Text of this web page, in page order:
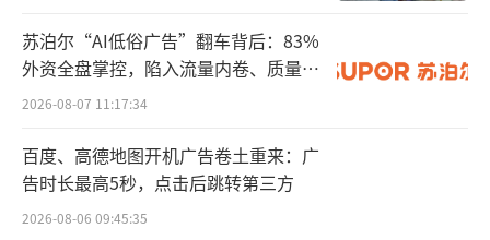
境的，当我们能够抓取的信息愈发丰富，能够
得到的结论也将愈发精准。因此，探索具备更
将高分辨率的特征应用于临床之中，该技
术对于肺结节诊断的促进作用显而易见。目
苏泊尔“AI低俗广告”翻车背后：83%
外资全盘掌控，陷入流量内卷、质量频
发的负循环
2026-08-07 11:17:34
百度、高德地图开机广告卷土重来：广
告时长最高5秒，点击后跳转第三方
2026-08-06 09:45:35